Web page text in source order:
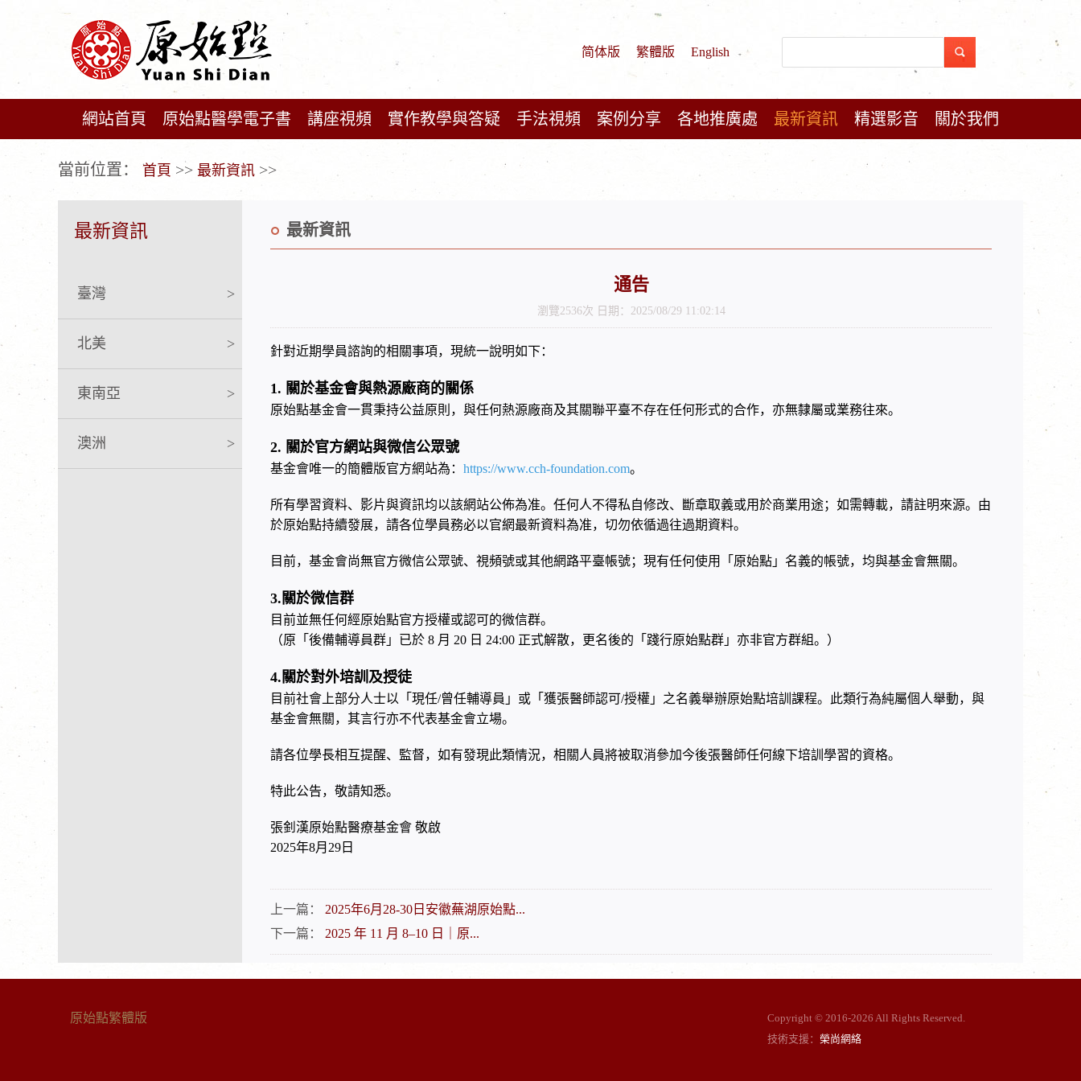
简体版 繁體版 English
網站首頁 原始點醫學電子書 講座視頻 實作教學與答疑 手法視頻 案例分享 各地推廣處 最新資訊 精選影音 關於我們
當前位置： 首頁 >> 最新資訊 >>
最新資訊
臺灣 >
北美 >
東南亞 >
澳洲 >
最新資訊
通告
瀏覽2536次 日期：2025/08/29 11:02:14
針對近期學員諮詢的相關事項，現統一說明如下：
1. 關於基金會與熱源廠商的關係
原始點基金會一貫秉持公益原則，與任何熱源廠商及其關聯平臺不存在任何形式的合作，亦無隸屬或業務往來。
2. 關於官方網站與微信公眾號
基金會唯一的簡體版官方網站為： https://www.cch-foundation.com。
所有學習資料、影片與資訊均以該網站公佈為准。任何人不得私自修改、斷章取義或用於商業用途；如需轉載，請註明來源。由
於原始點持續發展，請各位學員務必以官網最新資料為准，切勿依循過往過期資料。
目前，基金會尚無官方微信公眾號、視頻號或其他網路平臺帳號；現有任何使用「原始點」名義的帳號，均與基金會無關。
3.關於微信群
目前並無任何經原始點官方授權或認可的微信群。
（原「後備輔導員群」已於 8 月 20 日 24:00 正式解散，更名後的「踐行原始點群」亦非官方群組。）
4.關於對外培訓及授徒
目前社會上部分人士以「現任/曾任輔導員」或「獲張醫師認可/授權」之名義舉辦原始點培訓課程。此類行為純屬個人舉動，與
基金會無關，其言行亦不代表基金會立場。
請各位學長相互提醒、監督，如有發現此類情況，相關人員將被取消參加今後張醫師任何線下培訓學習的資格。
特此公告，敬請知悉。
張釗漢原始點醫療基金會敬啟
2025年8月29日
上一篇：
2025年6月28-30日安徽蕪湖原始點...
下一篇：
2025 年 11 月 8–10 日｜原...
原始點繁體版 Copyright © 2016-2026 All Rights Reserved.
技術支援： 榮尚網絡